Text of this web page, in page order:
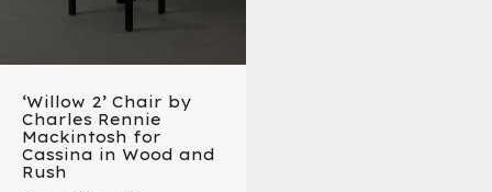
‘Willow 2’ Chair by
Charles Rennie
Mackintosh for
Cassina in Wood and
Rush